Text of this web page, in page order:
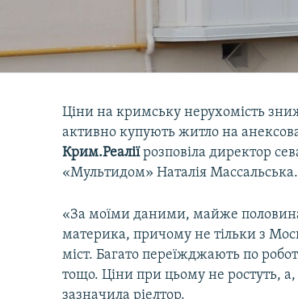
Ціни на кримську нерухомість
активно купують житло на
Крим.Реаліїрозповіла директор
«Мультидом» Наталія Массальська.
«За моїми даними, майже
материка, причому не тільки з
міст. Багато переїжджають по
тощо. Ціни при цьому не ростуть,
зазначила ріелтор.